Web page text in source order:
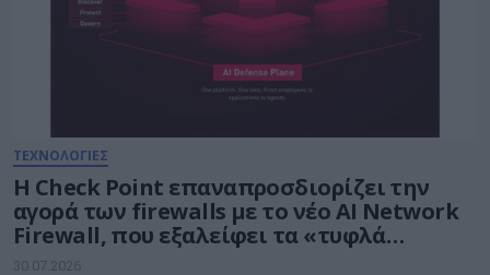
ΤΕΧΝΟΛΟΓΙΕΣ
Η Check Point επαναπροσδιορίζει την
αγορά των firewalls με το νέο AI Network
Firewall, που εξαλείφει τα «τυφλά
σημεία» της Τεχνητής Νοημοσύνης σε
30.07.2026